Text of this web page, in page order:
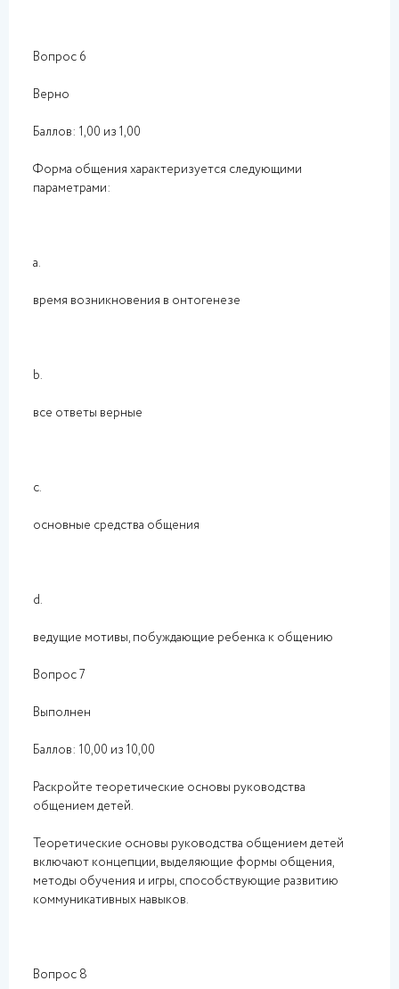
Вопрос 6
Верно
Баллов: 1,00 из 1,00
Форма общения характеризуется следующими
параметрами:
a.
время возникновения в онтогенезе
b.
все ответы верные
c.
основные средства общения
d.
ведущие мотивы, побуждающие ребенка к общению
Вопрос 7
Выполнен
Баллов: 10,00 из 10,00
Раскройте теоретические основы руководства
общением детей.
Теоретические основы руководства общением детей
включают концепции, выделяющие формы общения,
методы обучения и игры, способствующие развитию
коммуникативных навыков.
Вопрос 8